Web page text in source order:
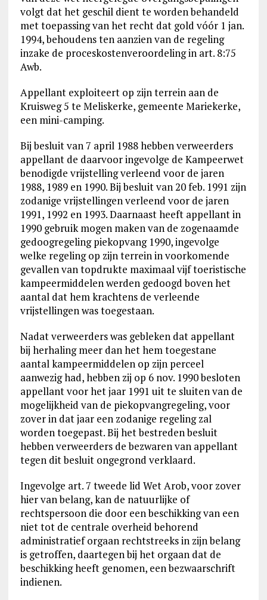
volgt dat het geschil dient te worden behandeld
met toepassing van het recht dat gold vóór 1 jan.
1994, behoudens ten aanzien van de regeling
inzake de proceskostenveroordeling in art. 8:75
Awb.
Appellant exploiteert op zijn terrein aan de
Kruisweg 5 te Meliskerke, gemeente Mariekerke,
een mini-camping.
Bij besluit van 7 april 1988 hebben verweerders
appellant de daarvoor ingevolge de Kampeerwet
benodigde vrijstelling verleend voor de jaren
1988, 1989 en 1990. Bij besluit van 20 feb. 1991 zijn
zodanige vrijstellingen verleend voor de jaren
1991, 1992 en 1993. Daarnaast heeft appellant in
1990 gebruik mogen maken van de zogenaamde
gedoogregeling piekopvang 1990, ingevolge
welke regeling op zijn terrein in voorkomende
gevallen van topdrukte maximaal vijf toeristische
kampeermiddelen werden gedoogd boven het
aantal dat hem krachtens de verleende
vrijstellingen was toegestaan.
Nadat verweerders was gebleken dat appellant
bij herhaling meer dan het hem toegestane
aantal kampeermiddelen op zijn perceel
aanwezig had, hebben zij op 6 nov. 1990 besloten
appellant voor het jaar 1991 uit te sluiten van de
mogelijkheid van de piekopvangregeling, voor
zover in dat jaar een zodanige regeling zal
worden toegepast. Bij het bestreden besluit
hebben verweerders de bezwaren van appellant
tegen dit besluit ongegrond verklaard.
Ingevolge art. 7 tweede lid Wet Arob, voor zover
hier van belang, kan de natuurlijke of
rechtspersoon die door een beschikking van een
niet tot de centrale overheid behorend
administratief orgaan rechtstreeks in zijn belang
is getroffen, daartegen bij het orgaan dat de
beschikking heeft genomen, een bezwaarschrift
indienen.